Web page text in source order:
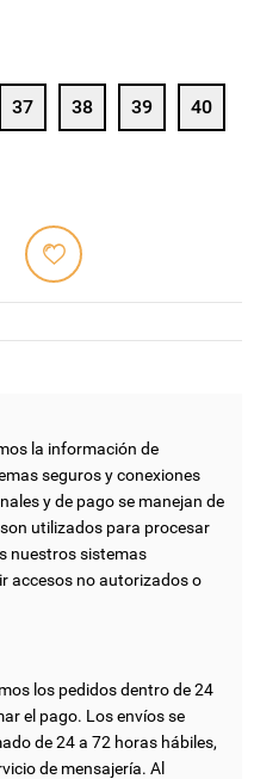
37 38 39 40
la información de
seguros y conexiones
y de pago se manejan de
utilizados para procesar
nuestros sistemas
accesos no autorizados o
los pedidos dentro de 24
el pago. Los envíos se
de 24 a 72 horas hábiles,
de mensajería. Al